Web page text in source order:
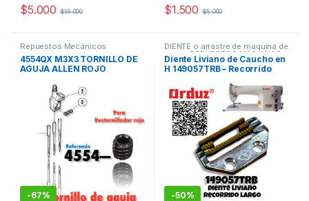
$5.000 $15.000 $1.500 $5.000
Repuestos Mecánicos
4554QX M3X3 TORNILLO DE
AGUJA ALLEN ROJO
-67%
DIENTE o arrastre de maquina de
coser REPUESTOS MAQUINAS
DE COSER,Repuestos
Mecánicos
Diente Liviano de Caucho en
H 149057TRB – Recorrido
Coser
-50%